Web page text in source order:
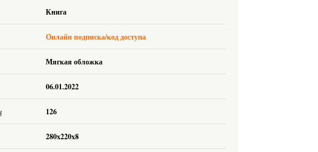
Книга
Онлайн подписка/код доступа
Мягкая обложка
06.01.2022
126
280x220x8